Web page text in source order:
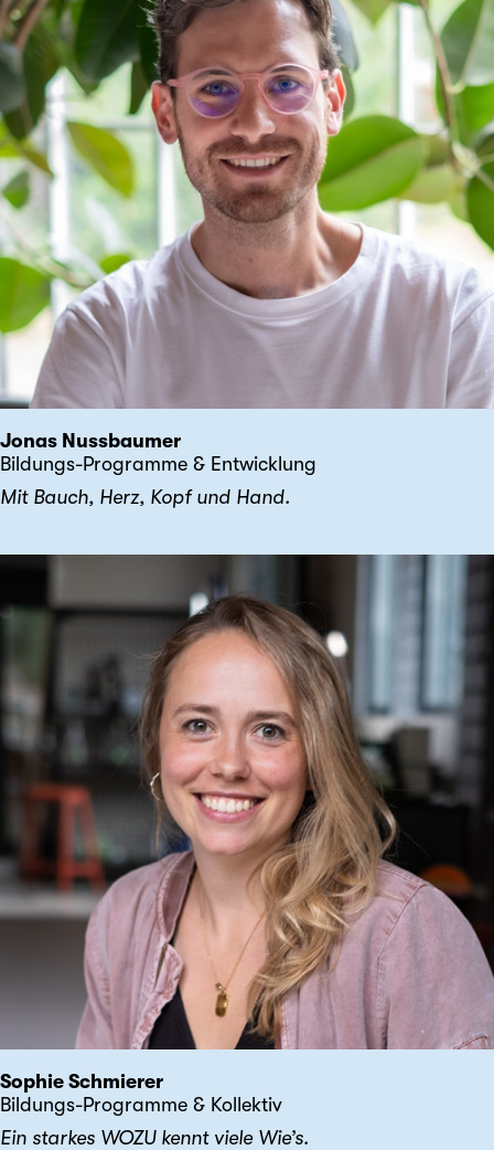
Jonas Nussbaumer
Bildungs-Programme & Entwicklung
Mit Bauch, Herz, Kopf und Hand.
Sophie Schmierer
Bildungs-Programme & Kollektiv
Ein starkes WOZU kennt viele Wie’s.